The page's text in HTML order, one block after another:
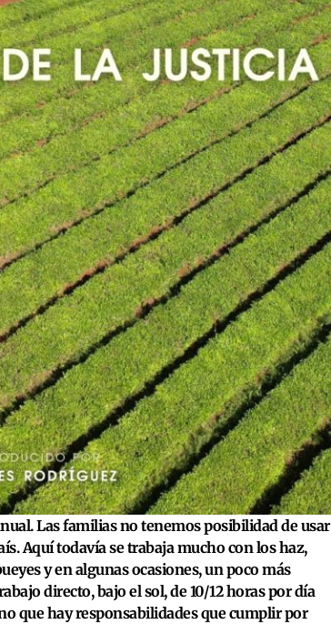
Las familias no tenemos posibilidad de usar
Aquí todavía se trabaja mucho con los haz,
y en algunas ocasiones, un poco más
directo, bajo el sol, de 10/12 horas por día
que hay responsabilidades que cumplir por